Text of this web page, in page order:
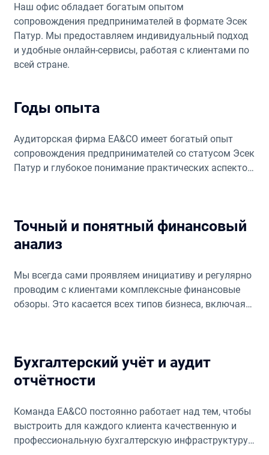
Наш офис обладает богатым опытом
сопровождения предпринимателей в формате Эсек
Патур. Мы предоставляем индивидуальный подход
и удобные онлайн-сервисы, работая с клиентами по
всей стране.
Годы опыта
Аудиторская фирма EA&CO имеет богатый опыт
сопровождения предпринимателей со статусом Эсек
Патур и глубокое понимание практических аспектов
Точный и понятный финансовый
анализ
Мы всегда сами проявляем инициативу и регулярно
проводим с клиентами комплексные финансовые
обзоры. Это касается всех типов бизнеса, включая
Бухгалтерский учёт и аудит
отчётности
Команда EA&CO постоянно работает над тем, чтобы
выстроить для каждого клиента качественную и
профессиональную бухгалтерскую инфраструктуру.